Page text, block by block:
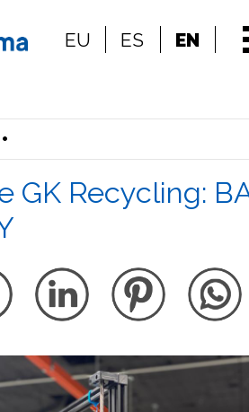
EU ES EN
•
GK Recycling: